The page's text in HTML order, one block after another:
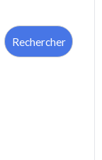
Rechercher